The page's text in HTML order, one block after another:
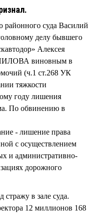
районного суда Василий
делу бывшего
Алексея
виновным в
(ч.1 ст.268 УК
тяжкости
году лишения
По обвинению в
- лишение права
с осуществлением
и административно-
дорожного
в зале суда.
12 миллионов 168